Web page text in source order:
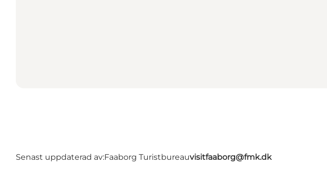
Senast uppdaterad av:Faaborg Turistbureauvisitfaaborg@fmk.dk